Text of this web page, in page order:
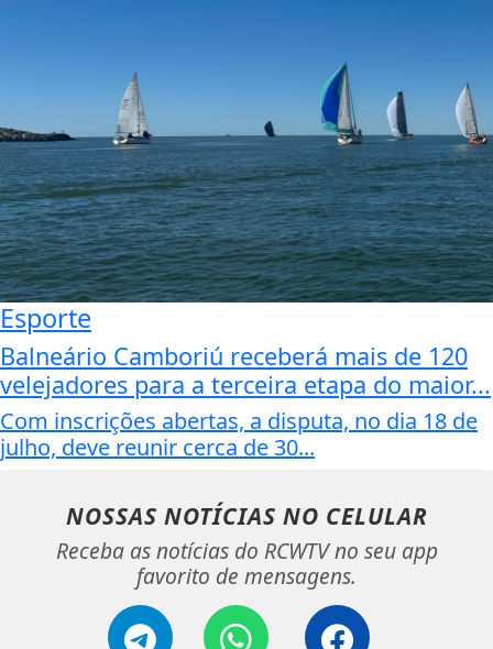
Esporte
Balneário Camboriú receberá mais de 120
velejadores para a terceira etapa do maior...
Com inscrições abertas, a disputa, no dia 18 de
julho, deve reunir cerca de 30...
NOSSAS NOTÍCIAS NO CELULAR
Receba as notícias do RCWTV no seu app
favorito de mensagens.